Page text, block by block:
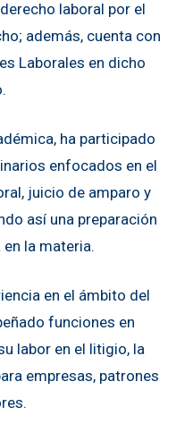
laboral por el
además, cuenta con
Laborales en dicho
ha participado
enfocados en el
juicio de amparo y
así una preparación
la materia.
en el ámbito del
funciones en
labor en el litigio, la
empresas, patrones